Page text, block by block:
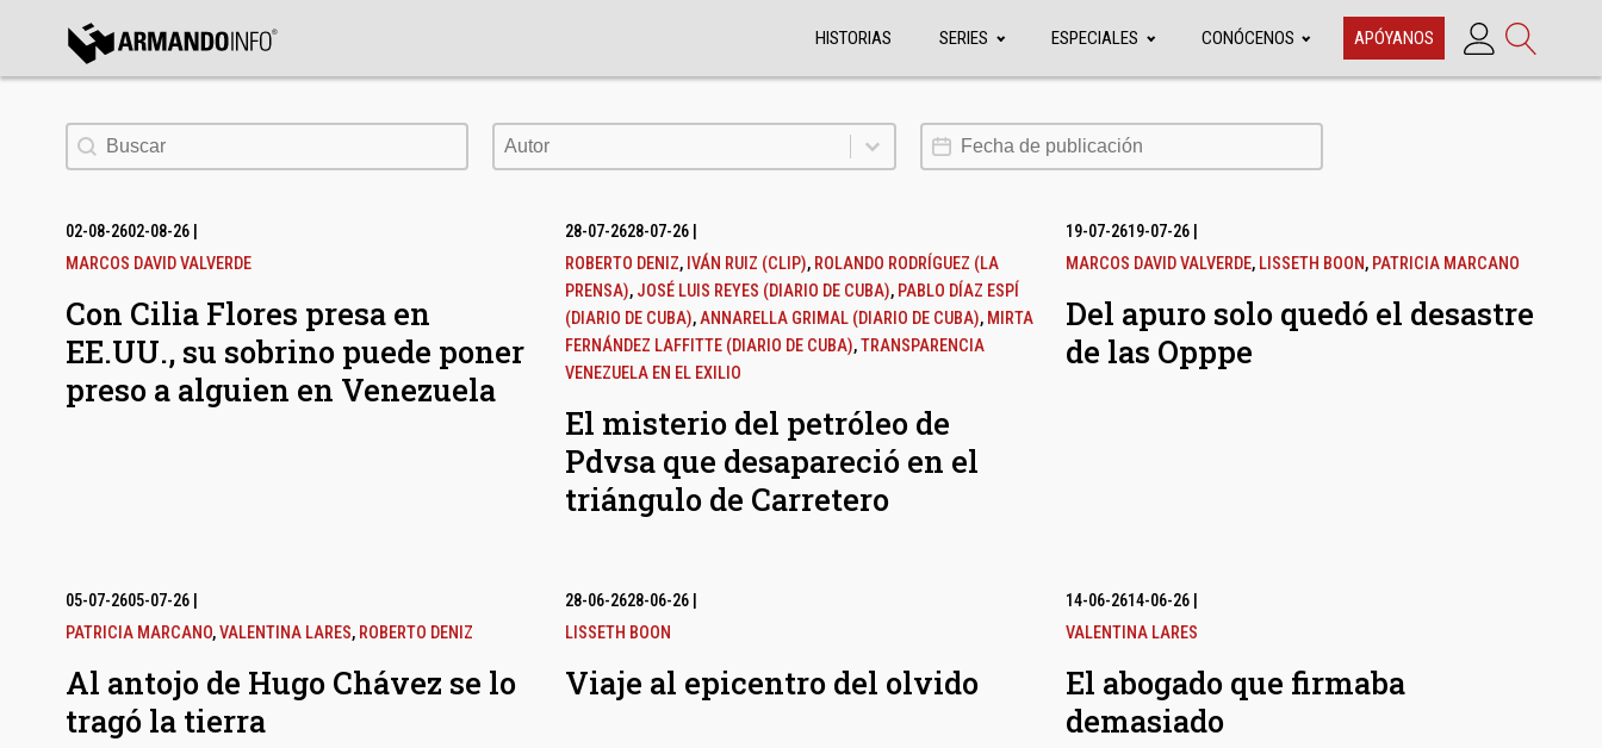
HISTORIAS SERIES ESPECIALES CONÓCENOS APÓYANOS
Buscar Autor
Autor Fecha de publicación
02-08-2602-08-26|
MARCOS DAVID VALVERDE
Con Cilia Flores presa en
EE.UU., su sobrino puede poner
preso a alguien en Venezuela
28-07-2628-07-26
ROBERTO DENIZ, IVÁN RUIZ (CLIP), ROLANDO RODRÍGUEZ (LA
PRENSA), JOSÉ LUIS REYES (DIARIO DE CUBA), PABLO DÍAZ ESPÍ
(DIARIO DE CUBA),ANNARELLA GRIMAL (DIARIO DE CUBA), MIRTA
FERNÁNDEZ LAFFITTE (DIARIO DE CUBA),TRANSPARENCIA
VENEZUELA EN EL EXILIO
El misterio del petróleo de
Pdvsa que desapareció en el
triángulo de Carretero
19-07-2619-07-26|
MARCOS DAVID VALVERDE, LISSETH BOON, PATRICIA MARCANO
Del apuro solo quedó el desastre
de las Opppe
05-07-2605-07-26|
PATRICIA MARCANO,VALENTINA LARES, ROBERTO DENIZ
Al antojo de Hugo Chávez se lo
tragó la tierra
28-06-2628-06-26
LISSETH BOON
Viaje al epicentro del olvido
14-06-2614-06-26|
VALENTINA LARES
El abogado que firmaba
demasiado